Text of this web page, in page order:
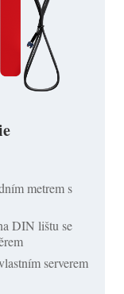
metrem s
DIN lištu se
serverem